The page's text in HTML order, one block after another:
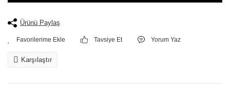
Ürünü Paylaş
Tavsiye Et Yorum Yaz
Karşılaştır